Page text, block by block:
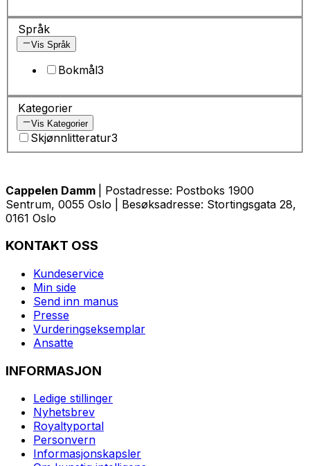
Språk
Vis Språk
Bokmål3
Kategorier
Vis Kategorier
Skjønnlitteratur3
Cappelen Damm
| Postadresse: Postboks 1900
Sentrum, 0055 Oslo | Besøksadresse: Stortingsgata 28,
0161 Oslo
KONTAKT OSS
Kundeservice
Min side
Send inn manus
Presse
Vurderingseksemplar
Ansatte
INFORMASJON
Ledige stillinger
Nyhetsbrev
Royaltyportal
Personvern
Informasjonskapsler